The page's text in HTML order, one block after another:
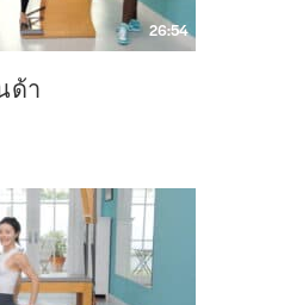
26:54
ด้า